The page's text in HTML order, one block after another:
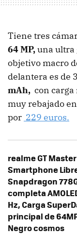
Tiene tres
64 MP,una ultra
objetivo macro
delantera es de
mAh, con carga
muy rebajado
por 229 euros.
realme GT
Smartphone
Snapdragon
completa
Hz, Carga
principal de
Negro cosmos